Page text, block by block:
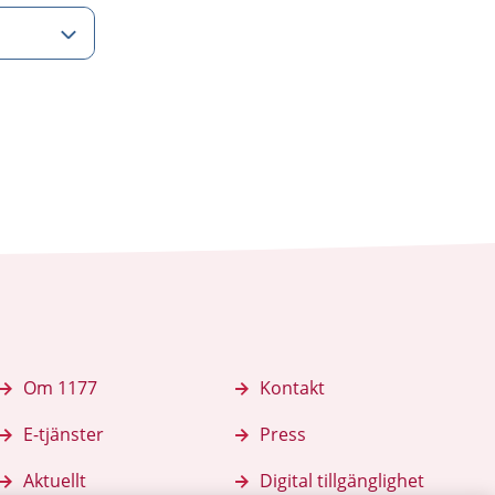
Om 1177
E-tjänster
Aktuellt
Kontakt
Press
Digital tillgänglighet